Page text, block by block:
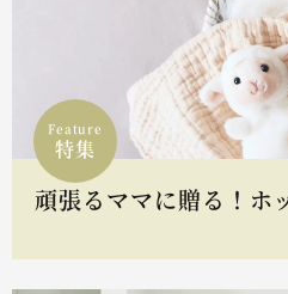
Feature
特集
頑張るママに贈る！ホ